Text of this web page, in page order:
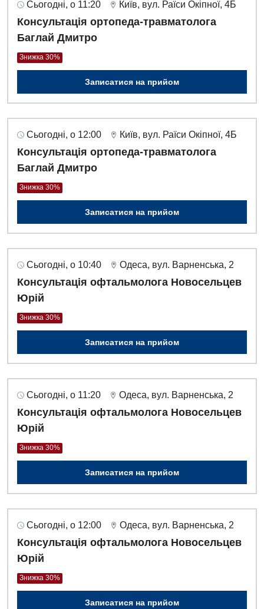
Акушерство і гінекологія
Алергологія, імунологія
Андрологія
Безоплатні послуги
Вакцинація
Відділення кардіосудинної патології та неврології
Відділення невідкладних станів
Гастроентерологія
Гематологія
Гінекологічне відділення
Денний стаціонар
Дерматовенерологія
Дієтологія
Кардіологія
Мамологія
Медична психологія
Оториноларингологія
Офтальмологічне відділення
Педіатричне відділення
Травматологічне відділення
Урологічне відділення
Хірургічне відділення
Сьогодні, о 11:20 Київ, вул. Раїси Окіпної, 4Б
Консультація ортопеда-травматолога
Баглай Дмитро
Знижка 30%
Записатися на прийом
Сьогодні, о 12:00 Київ, вул. Раїси Окіпної, 4Б
Консультація ортопеда-травматолога
Баглай Дмитро
Знижка 30%
Записатися на прийом
Сьогодні, о 10:40 Одеса, вул. Варненська, 2
Консультація офтальмолога Новосельцев
Юрій
Знижка 30%
Записатися на прийом
Сьогодні, о 11:20 Одеса, вул. Варненська, 2
Консультація офтальмолога Новосельцев
Юрій
Знижка 30%
Записатися на прийом
Сьогодні, о 12:00 Одеса, вул. Варненська, 2
Консультація офтальмолога Новосельцев
Юрій
Знижка 30%
Записатися на прийом